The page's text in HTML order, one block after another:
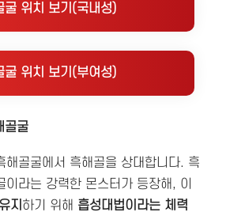
굴 위치 보기(국내성)
굴 위치 보기(부여성)
골굴
골굴에서 흑해골을 상대합니다. 흑
이라는 강력한 몬스터가 등장해, 이
지 하기 위해 흡성대법이라는 체력